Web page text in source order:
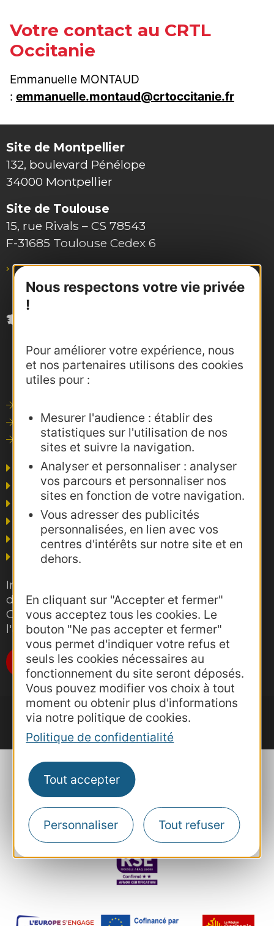
Nous respectons votre vie privée
!
Pour améliorer votre expérience, nous
et nos partenaires utilisons des cookies
utiles pour :
Mesurer l'audience : établir des
statistiques sur l'utilisation de nos
sites et suivre la navigation.
Analyser et personnaliser : analyser
vos parcours et personnaliser nos
sites en fonction de votre navigation.
Vous adresser des publicités
personnalisées, en lien avec vos
centres d'intérêts sur notre site et en
dehors.
En cliquant sur "Accepter et fermer"
vous acceptez tous les cookies. Le
bouton "Ne pas accepter et fermer"
vous permet d'indiquer votre refus et
seuls les cookies nécessaires au
fonctionnement du site seront déposés.
Vous pouvez modifier vos choix à tout
moment ou obtenir plus d'informations
via notre politique de cookies.
Politique de confidentialité
Tout accepter
Personnaliser Tout refuser
Votre contact au CRTL
Occitanie
Emmanuelle MONTAUD
: emmanuelle.montaud@crtoccitanie.fr
Site de Montpellier
132, boulevard Pénélope
34000 Montpellier
Site de Toulouse
15, rue Rivals – CS 78543
F-31685 Toulouse Cedex 6
pro@agence-adocc.com
Photothèque
Consultations
Agence AD'OCC
Presse et influence
Voyagistes
Business/Mice
Thermalisme
Grand public
Inscrivez-vous gratuitement à la lettre
d'information pro de la destination
Occitanie pour suivre nos actions et
l'actualité du tourisme dans la région
Je m'abonne
Plan du site Mentions et informations